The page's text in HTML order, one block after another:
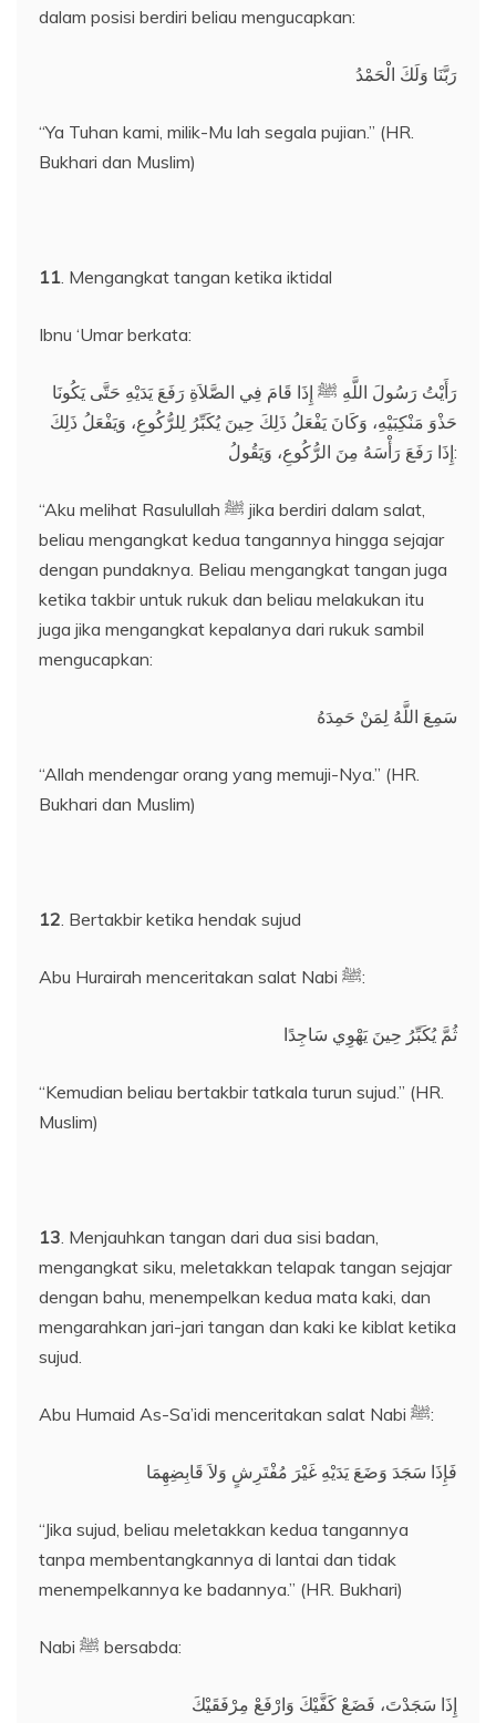
dalam posisi berdiri beliau mengucapkan:
رَبَّنَا وَلَكَ الْحَمْدُ
“Ya Tuhan kami, milik-Mu lah segala pujian.” (HR.
Bukhari dan Muslim)
11. Mengangkat tangan ketika iktidal
Ibnu ‘Umar berkata:
رَأَيْتُ رَسُولَ اللَّهِ ﷺ إِذَا قَامَ فِي الصَّلاَةِ رَفَعَ يَدَيْهِ حَتَّى يَكُونَا
حَذْوَ مَنْكِبَيْهِ، وَكَانَ يَفْعَلُ ذَلِكَ حِينَ يُكَبِّرُ لِلرُّكُوعِ، وَيَفْعَلُ ذَلِكَ
إِذَا رَفَعَ رَأْسَهُ مِنَ الرُّكُوعِ، وَيَقُولُ:
“Aku melihat Rasulullah ﷺ jika berdiri dalam salat,
beliau mengangkat kedua tangannya hingga sejajar
dengan pundaknya. Beliau mengangkat tangan juga
ketika takbir untuk rukuk dan beliau melakukan itu
juga jika mengangkat kepalanya dari rukuk sambil
mengucapkan:
سَمِعَ اللَّهُ لِمَنْ حَمِدَهُ
“Allah mendengar orang yang memuji-Nya.” (HR.
Bukhari dan Muslim)
12. Bertakbir ketika hendak sujud
Abu Hurairah menceritakan salat Nabi ﷺ:
ثُمَّ يُكَبِّرُ حِينَ يَهْوِي سَاجِدًا
“Kemudian beliau bertakbir tatkala turun sujud.” (HR.
Muslim)
13. Menjauhkan tangan dari dua sisi badan,
mengangkat siku, meletakkan telapak tangan sejajar
dengan bahu, menempelkan kedua mata kaki, dan
mengarahkan jari-jari tangan dan kaki ke kiblat ketika
sujud.
Abu Humaid As-Sa’idi menceritakan salat Nabi ﷺ:
فَإِذَا سَجَدَ وَضَعَ يَدَيْهِ غَيْرَ مُفْتَرِشٍ وَلاَ قَابِضِهِمَا
“Jika sujud, beliau meletakkan kedua tangannya
tanpa membentangkannya di lantai dan tidak
menempelkannya ke badannya.” (HR. Bukhari)
Nabi ﷺ bersabda:
إِذَا سَجَدْتَ، فَضَعْ كَفَّيْكَ وَارْفَعْ مِرْفَقَيْكَ